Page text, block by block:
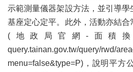
服
民
交
流
示範測量儀器架設方法，並引導學
基座定心定平。此外，活動亦結
(地政局官網-面積換算
query.tainan.gov.tw/query/rwd/
menu=false&type=P)，說明平方